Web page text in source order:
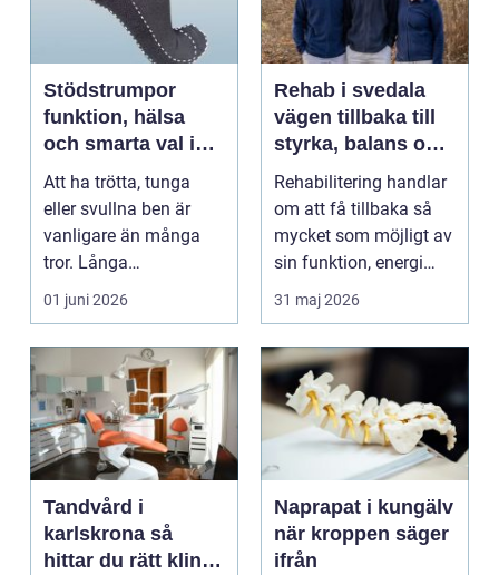
Stödstrumpor
funktion, hälsa
och smarta val i
vardagen
Att ha trötta, tunga
eller svullna ben är
vanligare än många
tror. Långa
arbetsdagar på hårda
golv, ...
01 juni 2026
Rehab i svedala
vägen tillbaka till
styrka, balans och
vardag
Rehabilitering handlar
om att få tillbaka så
mycket som möjligt av
sin funktion, energi
och trygghet...
31 maj 2026
Tandvård i
karlskrona så
hittar du rätt klinik
Naprapat i kungälv
när kroppen säger
ifrån